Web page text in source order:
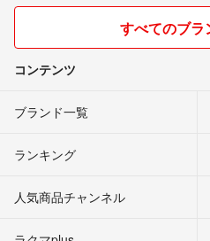
すべてのブラ
コンテンツ
ブランド一覧
ランキング
人気商品チャンネル